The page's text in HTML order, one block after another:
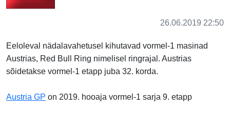
26.06.2019 22:50
Eeloleval nädalavahetusel kihutavad vormel-1 masinad
Austrias, Red Bull Ring nimelisel ringrajal. Austrias
sõidetakse vormel-1 etapp juba 32. korda.
Austria GP on 2019. hooaja vormel-1 sarja 9. etapp